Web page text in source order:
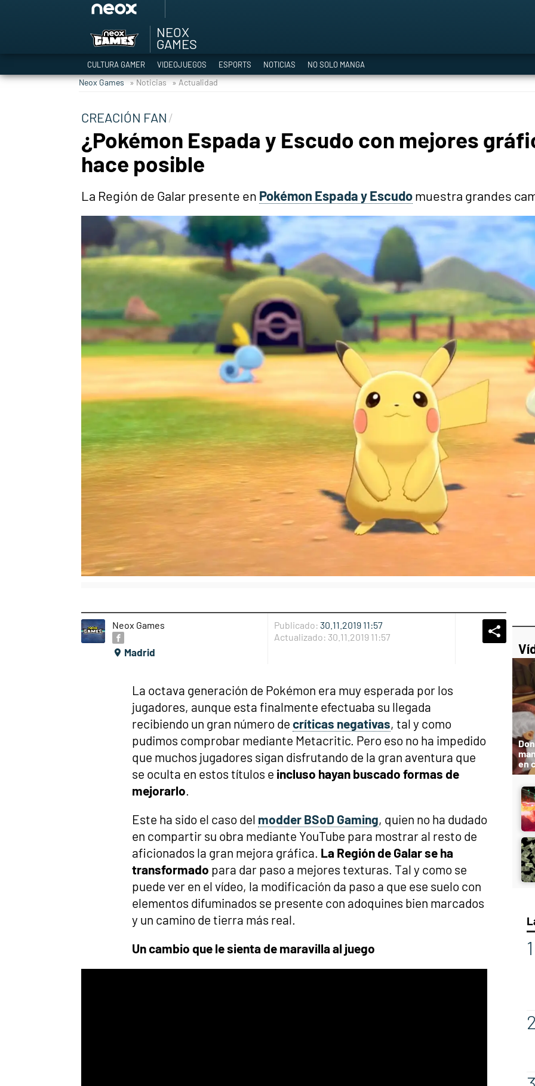
TGA Tercera gala
Super Mario cafetería oficial
Asia peculiar tradición
NEOX
GAMES
CULTURA GAMER VIDEOJUEGOS ESPORTS NOTICIAS NO SOLO MANGA
Neox Games » Noticias » Actualidad
CREACIÓN FAN
¿Pokémon Espada y Escudo con mejores
hace posible
La Región de Galar presente en Pokémon Espada y Escudomuestra grandes
Neox Games
Madrid
Publicado:30.11.2019 11:57
Actualizado: 30.11.2019 11:57 Whatsapp
La octava generación de Pokémon era muy esperada por los
jugadores, aunque esta finalmente efectuaba su llegada
recibiendo un gran número de críticas negativas, tal y como
pudimos comprobar mediante Metacritic. Pero eso no ha impedido
que muchos jugadores sigan disfrutando de la gran aventura que
se oculta en estos títulos e incluso hayan buscado formas de
mejorarlo.
Este ha sido el caso del modder BSoD Gaming, quien no ha dudado
en compartir su obra mediante YouTube para mostrar al resto de
aficionados la gran mejora gráfica. La Región de Galar se ha
transformado para dar paso a mejores texturas. Tal y como se
puede ver en el vídeo, la modificación da paso a que ese suelo con
elementos difuminados se presente con adoquines bien marcados
y un camino de tierra más real.
Un cambio que le sienta de maravilla al juego
en